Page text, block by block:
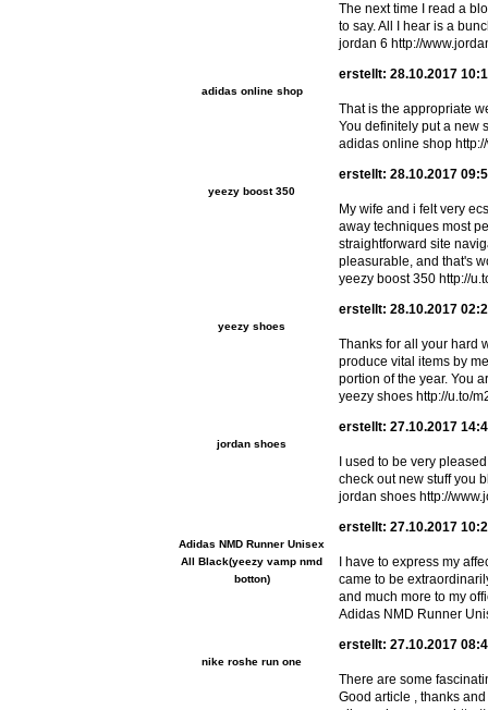
The next time I read a
to say. All I hear is a
jordan 6 http://
adidas online shop
erstellt: 28.10.2017
That is the appropriate
You definitely put a new
adidas online shop
yeezy boost 350
erstellt: 28.10.2017
My wife and i felt very
away techniques most
straightforward site
pleasurable, and that's
yeezy boost 350 http://
yeezy shoes
erstellt: 28.10.2017
Thanks for all your hard
produce vital items by
portion of the year. You
yeezy shoes http://u.to/
jordan shoes
erstellt: 27.10.2017
I used to be very
check out new stuff you
jordan shoes http://
Adidas NMD Runner Unisex
All Black(yeezy vamp nmd
botton)
erstellt: 27.10.2017
I have to express my
came to be
and much more to my
Adidas NMD Runner
nike roshe run one
erstellt: 27.10.2017
There are some
Good article , thanks